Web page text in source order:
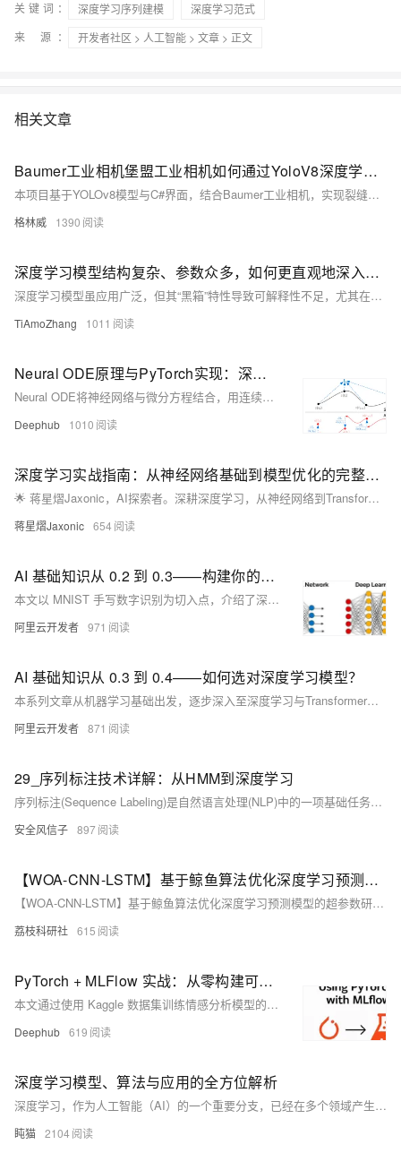
关键词： 深度学习序列建模
深度学习范式
来 源：
开发者社区 > 人工智能 > 文章 > 正文
相关文章
Baumer工业相机堡盟工业相机如何通过YoloV8深度学习模型实现裂缝的检测识别（C#代码UI界面版）
本项目基于YOLOv8模型与C#界面，结合Baumer工业相机，实现裂缝的高效检测识别。支持图像、视频及摄像头输入，具备高精度与实时性，适用于桥梁、路面、隧道等多种工业场景。
格林威 1390
深度学习模型结构复杂、参数众多，如何更直观地深入理解你的模型？
深度学习模型虽应用广泛，但其“黑箱”特性导致可解释性不足，尤其在金融、医疗等敏感领域，模型决策逻辑的透明性至关重要。本文聚焦深度学习可解释性中的可视化分析，介绍模型结构、特征、参数及输入激活的可视化方法，帮助理解模型行为、提升透明度，并推动其在关键领域的安全应用。
TiAmoZhang 1011
Neural ODE原理与PyTorch实现：深度学习模型的自适应深度调节
Neural ODE将神经网络与微分方程结合，用连续思维建模数据演化，突破传统离散层的限制，实现自适应深度与高效连续学习。
Deephub 1010
深度学习实战指南：从神经网络基础到模型优化的完整攻略
🌟 蒋星熠Jaxonic，AI探索者。深耕深度学习，从神经网络到Transformer，用代码践行智能革命。分享实战经验，助你构建CV、NLP模型，共赴二进制星辰大海。
蒋星熠Jaxonic 654
AI 基础知识从 0.2 到 0.3——构建你的第一个深度学习模型
本文以 MNIST 手写数字识别为切入点，介绍了深度学习的基本原理与实现流程，帮助读者建立起对神经网络建模过程的系统性理解。
阿里云开发者 971
AI 基础知识从 0.3 到 0.4——如何选对深度学习模型？
本系列文章从机器学习基础出发，逐步深入至深度学习与Transformer模型，探讨AI关键技术原理及应用。内容涵盖模型架构解析、典型模型对比、预训练与微调策略，并结合Hugging Face平台进行实战演示，适合初学者与开发者系统学习AI核心知识。
阿里云开发者 871
29_序列标注技术详解：从HMM到深度学习
序列标注(Sequence Labeling)是自然语言处理(NLP)中的一项基础任务，其目标是为序列中的每个元素分配一个标签。在NLP领域，序列标注技术广泛应用于分词、词性标注、命名实体识别、情感分析等任务。
安全风信子 897
【WOA-CNN-LSTM】基于鲸鱼算法优化深度学习预测模型的超参数研究（Matlab代码实现）
【WOA-CNN-LSTM】基于鲸鱼算法优化深度学习预测模型的超参数研究（Matlab代码实现）
荔枝科研社 615
PyTorch + MLFlow 实战：从零构建可追踪的深度学习模型训练系统
本文通过使用 Kaggle 数据集训练情感分析模型的实例，详细演示了如何将 PyTorch 与 MLFlow 进行深度集成，实现完整的实验跟踪、模型记录和结果可复现性管理。文章将系统性地介绍训练代码的核心组件，展示指标和工件的记录方法，并提供 MLFlow UI 的详细界面截图。
Deephub 619
深度学习模型、算法与应用的全方位解析
深度学习，作为人工智能（AI）的一个重要分支，已经在多个领域产生了革命性的影响。从图像识别到自然语言处理，从语音识别到自动驾驶，深度学习无处不在。本篇博客将深入探讨深度学习的模型、算法及其在各个领域的应用。
盹猫 2104